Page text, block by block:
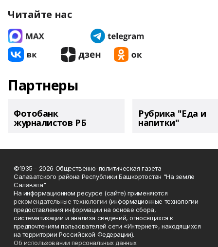
Читайте нас
Партнеры
Фотобанк
журналистов РБ
Рубрика "Еда и
напитки"
©1935 - 2026 Общественно-политическая газета
Салаватского района Республики Башкортостан "На земле
Салавата"
На информационном ресурсе (сайте) применяются
рекомендательные технологии (информационные технологии
предоставления информации на основе сбора,
систематизации и анализа сведений, относящихся к
предпочтениям пользователей сети «Интернет», находящихся
на территории Российской Федерации).
Об использовании персональных данных